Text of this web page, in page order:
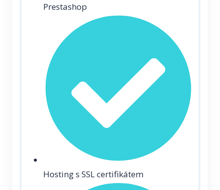
Prestashop
Hosting s SSL certifikátem